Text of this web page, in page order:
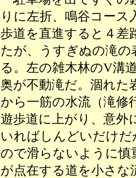
りに左折、鳴谷コー
歩道を直進すると４差
たが、うすぎぬの滝
る。左の雑木林のV溝
奥が不動滝だ。涸れた
から一筋の水流（滝修
遊歩道に上がり、意外
いればしんどいだけ
ので滑らないように
が点在する道を小さな